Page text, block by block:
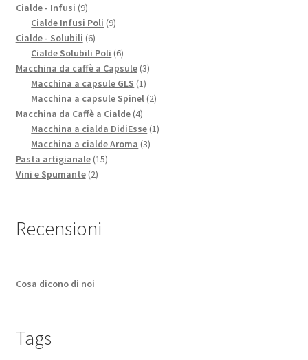
Cialde - Infusi 99
prodotti
Cialde Infusi Poli 99
Cialde - Solubili 66
prodotti
Cialde Solubili Poli 66
prodotti
Macchina da caffè a Capsule 33
Macchina a capsule GLS 11
prodotto
Macchina a capsule Spinel 22
Macchina da Caffè a Cialde 44
prodotti
Macchina a cialda DidiEsse 11
Macchina a cialde Aroma 33
Pasta artigianale 1515
Vini e Spumante 22
Recensioni
Cosa dicono di noi
Tags